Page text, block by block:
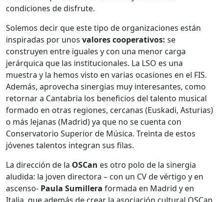
condiciones de disfrute.
Solemos decir que este tipo de organizaciones están
inspiradas por unos valores cooperativos: se
construyen entre iguales y con una menor carga
jerárquica que las institucionales. La LSO es una
muestra y la hemos visto en varias ocasiones en el FIS.
Además, aprovecha sinergias muy interesantes, como
retornar a Cantabria los beneficios del talento musical
formado en otras regiones, cercanas (Euskadi, Asturias)
o más lejanas (Madrid) ya que no se cuenta con
Conservatorio Superior de Música. Treinta de estos
jóvenes talentos integran sus filas.
La dirección de la OSCan es otro polo de la sinergia
aludida: la joven directora – con un CV de vértigo y en
ascenso- Paula Sumillera formada en Madrid y en